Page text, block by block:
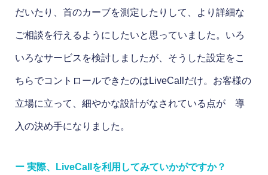
だいたり、首のカーブを測定したりして、より詳細な
ご相談を行えるようにしたいと思っていました。いろ
いろなサービスを検討しましたが、そうした設定をこ
ちらでコントロールできたのはLiveCallだけ。お客様の
立場に立って、細やかな設計がなされている点が 導
入の決め手になりました。
ー 実際、LiveCallを利用してみていかがですか？